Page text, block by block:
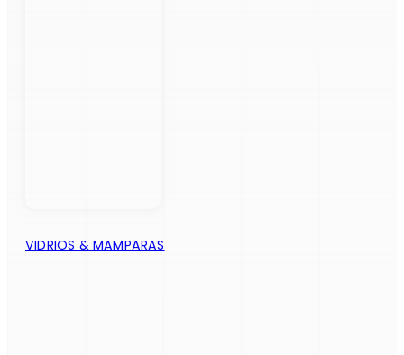
VIDRIOS & MAMPARAS